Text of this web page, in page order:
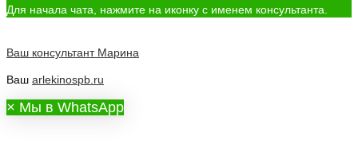
Для начала чата, нажмите на иконку с именем консультанта.
Ваш консультант Марина
Ваш arlekinospb.ru
× Мы в WhatsApp